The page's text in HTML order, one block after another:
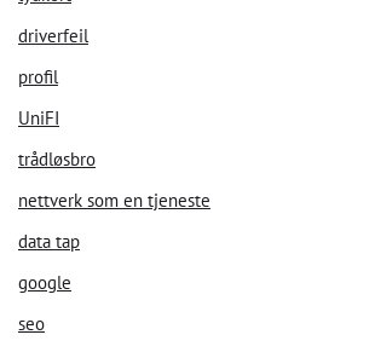
driverfeil
profil
UniFI
trådløsbro
nettverk som en tjeneste
data tap
google
seo
La oss starte. Oppgi din epost for å starte
Email Address